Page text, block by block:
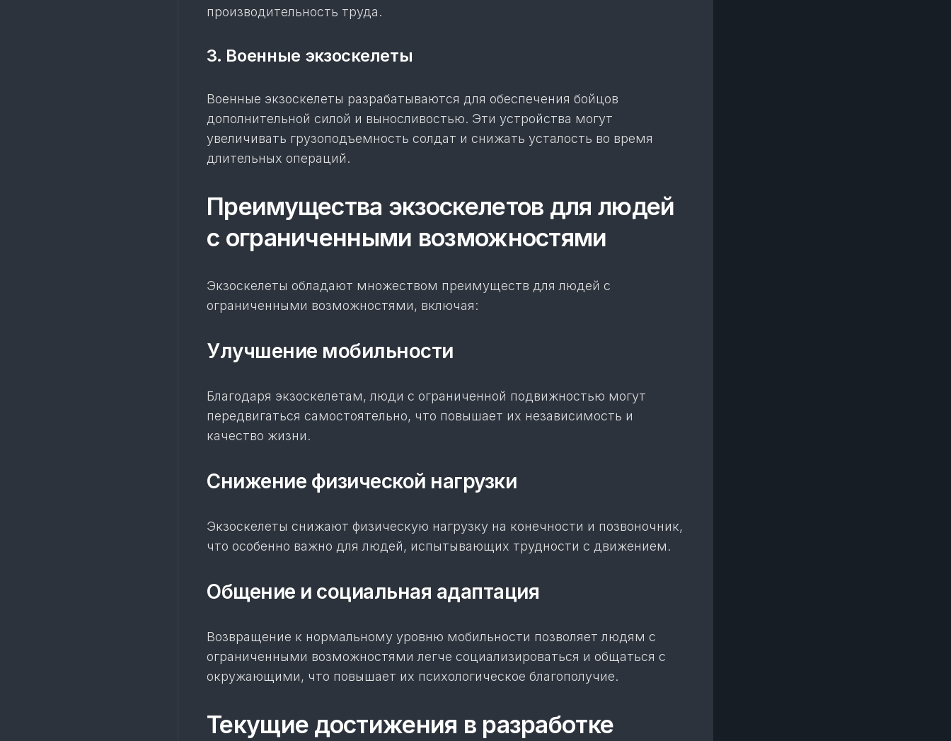
производительность труда.
3. Военные экзоскелеты
Военные экзоскелеты разрабатываются для обеспечения бойцов
дополнительной силой и выносливостью. Эти устройства могут
увеличивать грузоподъемность солдат и снижать усталость во время
длительных операций.
Преимущества экзоскелетов для людей
с ограниченными возможностями
Экзоскелеты обладают множеством преимуществ для людей с
ограниченными возможностями, включая:
Улучшение мобильности
Благодаря экзоскелетам, люди с ограниченной подвижностью могут
передвигаться самостоятельно, что повышает их независимость и
качество жизни.
Снижение физической нагрузки
Экзоскелеты снижают физическую нагрузку на конечности и позвоночник,
что особенно важно для людей, испытывающих трудности с движением.
Общение и социальная адаптация
Возвращение к нормальному уровню мобильности позволяет людям с
ограниченными возможностями легче социализироваться и общаться с
окружающими, что повышает их психологическое благополучие.
Текущие достижения в разработке